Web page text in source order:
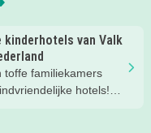
kinderhotels van Valk
toffe familiekamers
hotels!